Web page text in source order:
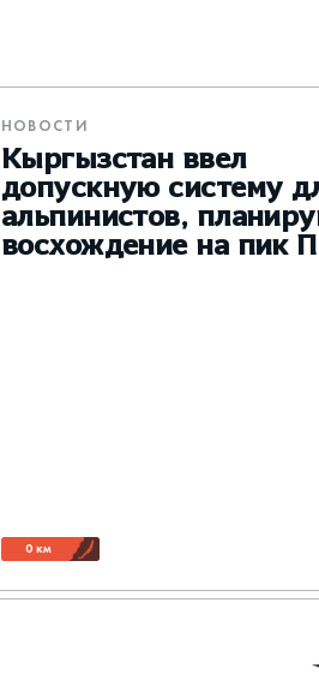
НОВОСТИ
Кыргызстан ввел
допускную систему
альпинистов,
восхождение на пик
0 км